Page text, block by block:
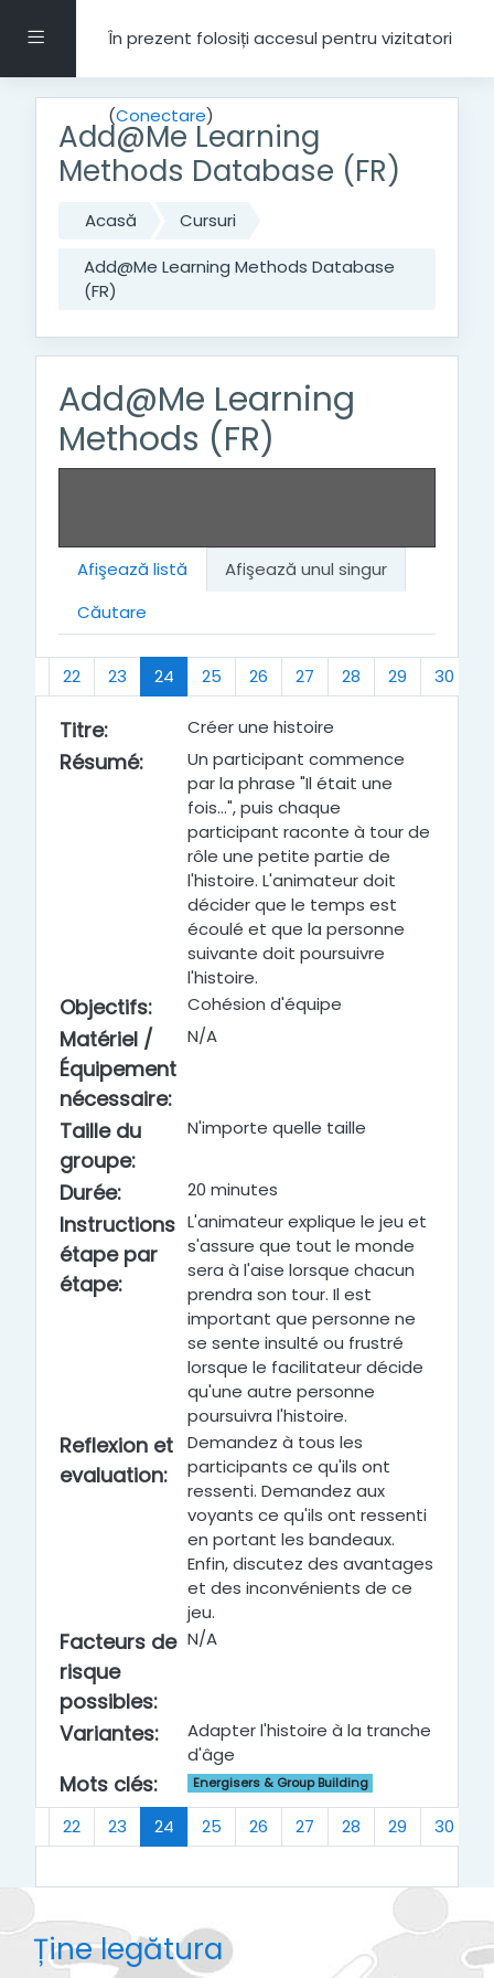
Panou lateralÎn prezent folosiți accesul pentru vizitatori
(Conectare)
Add@Me Learning
Methods Database (FR)
Acasă
Cursuri
Add@Me Learning Methods Database
(FR)
Add@Me Learning
Methods (FR)
Afişează listă
Afişează unul singur
Căutare
22 23 24(actual)
25 26 27 28 29 30
Titre: Créer une histoire
Résumé:
Un participant commence
par la phrase "Il était une
fois...", puis chaque
participant raconte à tour de
rôle une petite partie de
l'histoire. L'animateur doit
décider que le temps est
écoulé et que la personne
suivante doit poursuivre
l'histoire.
Objectifs: Cohésion d'équipe
Matériel /
Équipement
nécessaire:
N/A
Taille du
groupe:
N'importe quelle taille
Durée: 20 minutes
Instructions
étape par
étape:
L'animateur explique le jeu et
s'assure que tout le monde
sera à l'aise lorsque chacun
prendra son tour. Il est
important que personne ne
se sente insulté ou frustré
lorsque le facilitateur décide
qu'une autre personne
poursuivra l'histoire.
Reflexion et
evaluation:
Demandez à tous les
participants ce qu'ils ont
ressenti. Demandez aux
voyants ce qu'ils ont ressenti
en portant les bandeaux.
Enfin, discutez des avantages
et des inconvénients de ce
jeu.
Facteurs de
risque
possibles:
N/A
Variantes:
Adapter l'histoire à la tranche
d'âge
Mots clés: Energisers & Group Building
22 23 24(actual)
25 26 27 28 29 30
Ține legătura